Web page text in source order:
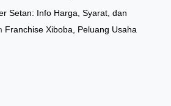
Setan: Info Harga, Syarat, dan
Franchise Xiboba, Peluang Usaha